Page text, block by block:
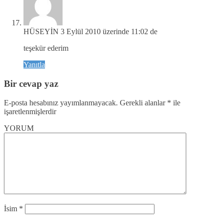
HÜSEYİN 3 Eylül 2010 üzerinde 11:02 de
teşekür ederim
Yanıtla
Bir cevap yaz
E-posta hesabınız yayımlanmayacak. Gerekli alanlar * ile
işaretlenmişlerdir
YORUM
İsim *